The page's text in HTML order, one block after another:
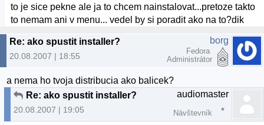
to je sice pekne ale ja to chcem nainstalovat...pretoze takto
to nemam ani v menu... vedel by si poradit ako na to?dik
Re: ako spustit installer?
20.08.2007 | 18:55
borg
Fedora
Administrátor
a nema ho tvoja distribucia ako balicek?
Re: ako spustit installer?
20.08.2007 | 19:05
audiomaster
Návštevník